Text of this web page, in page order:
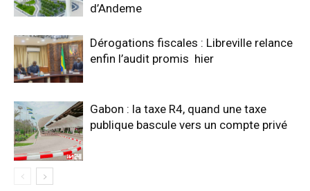
d’Andeme
Dérogations fiscales : Libreville relance
enfin l’audit promis hier
Gabon : la taxe R4, quand une taxe
publique bascule vers un compte privé